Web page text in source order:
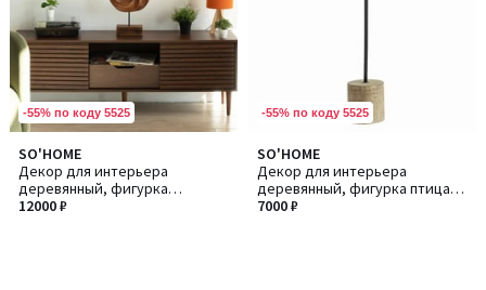
-55% по коду 5525
SO'HOME
Декор для интерьера
деревянный, фигурка
абстракция из манго
12000 ₽
-55% по коду 5525
SO'HOME
Декор для интерьера
деревянный, фигурка птица
из манго
7000 ₽